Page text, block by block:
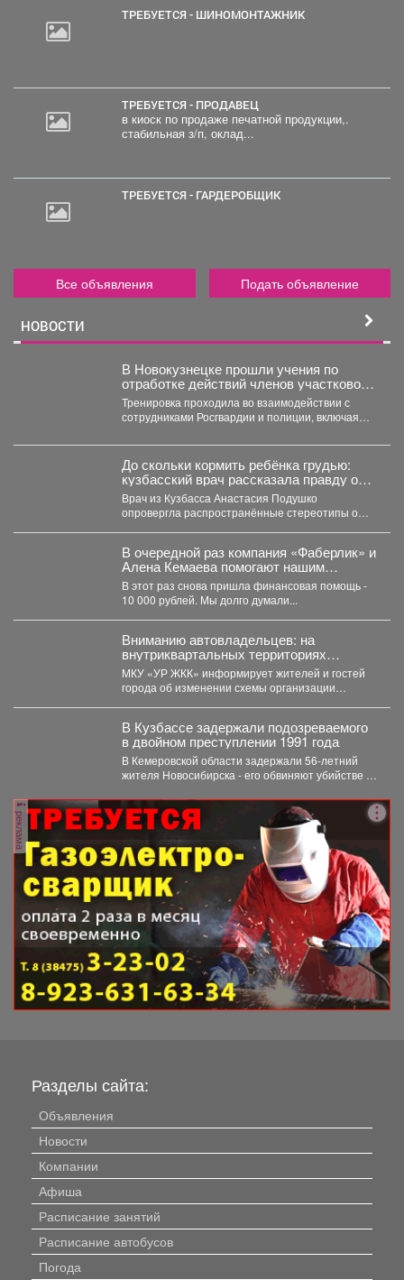
ТРЕБУЕТСЯ - ШИНОМОНТАЖНИК
ТРЕБУЕТСЯ - ПРОДАВЕЦ
в киоск по продаже печатной продукции,.
стабильная з/п, оклад...
ТРЕБУЕТСЯ - ГАРДЕРОБЩИК
Все объявления Подать объявление
НОВОСТИ
В Новокузнецке прошли учения по
отработке действий членов участковой
избирательной комиссии в нештатных
ситуациях на предстоящих выборах.
Тренировка проходила во взаимодействии с
сотрудниками Росгвардии и полиции, включая
До скольки кормить ребёнка грудью:
кузбасский врач рассказала правду о
лактации
Врач из Кузбасса Анастасия Подушко
опровергла распространённые стереотипы о
В очередной раз компания «Фаберлик» и
Алена Кемаева помогают нашим
хвостикам!
В этот раз снова пришла финансовая помощь -
10 000 рублей. Мы долго думали...
Вниманию автовладельцев: на
внутриквартальных территориях
Междуреченского муниципального
округа вводятся ограничения стоянки.
МКУ «УР ЖКК» информирует жителей и гостей
города об изменении схемы организации
В Кузбассе задержали подозреваемого
в двойном преступлении 1991 года
В Кемеровской области задержали 56‑летний
жителя Новосибирска - его обвиняют убийстве и
реклама
Разделы сайта:
Объявления
Новости
Компании
Афиша
Расписание занятий
Расписание автобусов
Погода